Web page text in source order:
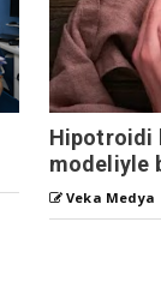
Hipotroidi
modeliyle
Veka Medya